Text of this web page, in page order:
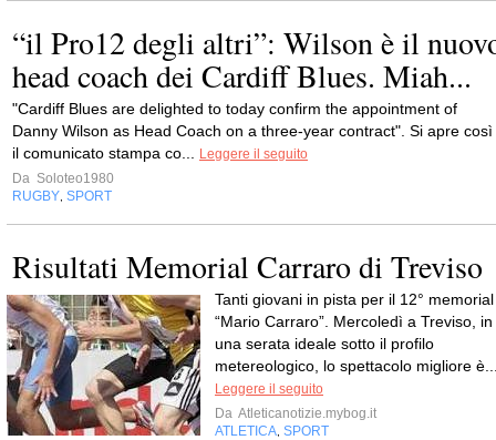
“il Pro12 degli altri”: Wilson è il
head coach dei Cardiff Blues. Miah...
"Cardiff Blues are delighted to today confirm the appointment of
Danny Wilson as Head Coach on a three-year contract". Si apre così
il comunicato stampa co...
Leggere il seguito
Da Soloteo1980
RUGBY SPORT
Risultati Memorial Carraro di Treviso
Tanti giovani in pista per il 12° memorial
“Mario Carraro”. Mercoledì a Treviso, in
una serata ideale sotto il profilo
metereologico, lo spettacolo migliore
Leggere il seguito
Da Atleticanotizie.mybog.it
ATLETICA SPORT